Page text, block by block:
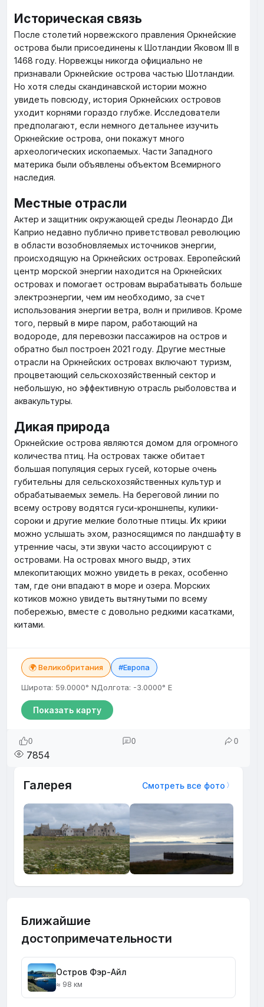
Историческая связь
После столетий норвежского правления Оркнейские
острова были присоединены к Шотландии Яковом III в
1468 году. Норвежцы никогда официально не
признавали Оркнейские острова частью Шотландии.
Но хотя следы скандинавской истории можно
увидеть повсюду, история Оркнейских островов
уходит корнями гораздо глубже. Исследователи
предполагают, если немного детальнее изучить
Оркнейские острова, они покажут много
археологических ископаемых. Части Западного
материка были объявлены объектом Всемирного
наследия.
Местные отрасли
Актер и защитник окружающей среды Леонардо Ди
Каприо недавно публично приветствовал революцию
в области возобновляемых источников энергии,
происходящую на Оркнейских островах. Европейский
центр морской энергии находится на Оркнейских
островах и помогает островам вырабатывать больше
электроэнергии, чем им необходимо, за счет
использования энергии ветра, волн и приливов. Кроме
того, первый в мире паром, работающий на
водороде, для перевозки пассажиров на остров и
обратно был построен 2021 году. Другие местные
отрасли на Оркнейских островах включают туризм,
процветающий сельскохозяйственный сектор и
небольшую, но эффективную отрасль рыболовства и
аквакультуры.
Дикая природа
Оркнейские острова являются домом для огромного
количества птиц. На островах также обитает
большая популяция серых гусей, которые очень
губительны для сельскохозяйственных культур и
обрабатываемых земель. На береговой линии по
всему острову водятся гуси-кроншнепы, кулики-
сороки и другие мелкие болотные птицы. Их крики
можно услышать эхом, разносящимся по ландшафту в
утренние часы, эти звуки часто ассоциируют с
островами. На островах много выдр, этих
млекопитающих можно увидеть в реках, особенно
там, где они впадают в море и озера. Морских
котиков можно увидеть вытянутыми по всему
побережью, вместе с довольно редкими касатками,
китами.
🌍 Великобритания #Европа
Широта: 59.0000° NДолгота: -3.0000° E
Показать карту
0 0 0
7854
Галерея Смотреть все фото
Ближайшие
достопримечательности
Остров Фэр-Айл
≈ 98 км